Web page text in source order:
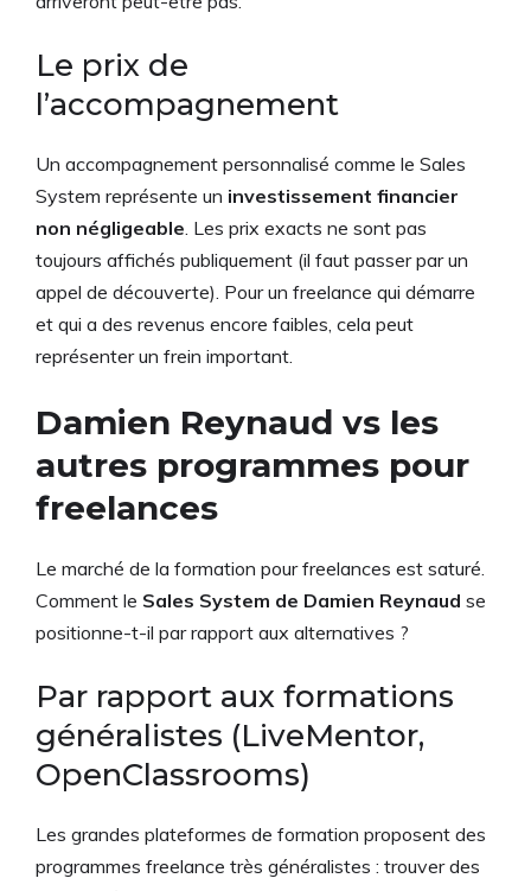
Le prix de
l’accompagnement
Un accompagnement personnalisé comme le Sales
System représente un investissement financier
non négligeable . Les prix exacts ne sont pas
toujours affichés publiquement (il faut passer par un
appel de découverte). Pour un freelance qui démarre
et qui a des revenus encore faibles, cela peut
représenter un frein important.
Damien Reynaud vs les
autres programmes pour
freelances
Le marché de la formation pour freelances est saturé.
Comment le Sales System de Damien Reynaud se
positionne-t-il par rapport aux alternatives ?
Par rapport aux formations
généralistes (LiveMentor,
OpenClassrooms)
Les grandes plateformes de formation proposent des
programmes freelance très généralistes : trouver des